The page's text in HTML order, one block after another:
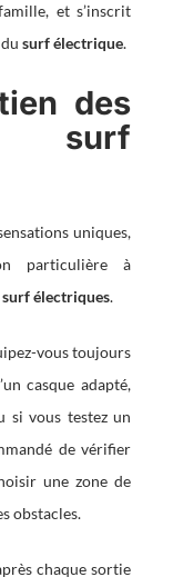
et s’inscrit
surf électrique.
des
surf
uniques,
particulière à
surf électriques.
vous toujours
casque adapté,
si vous testez un
de vérifier
une zone de
obstacles.
chaque sortie